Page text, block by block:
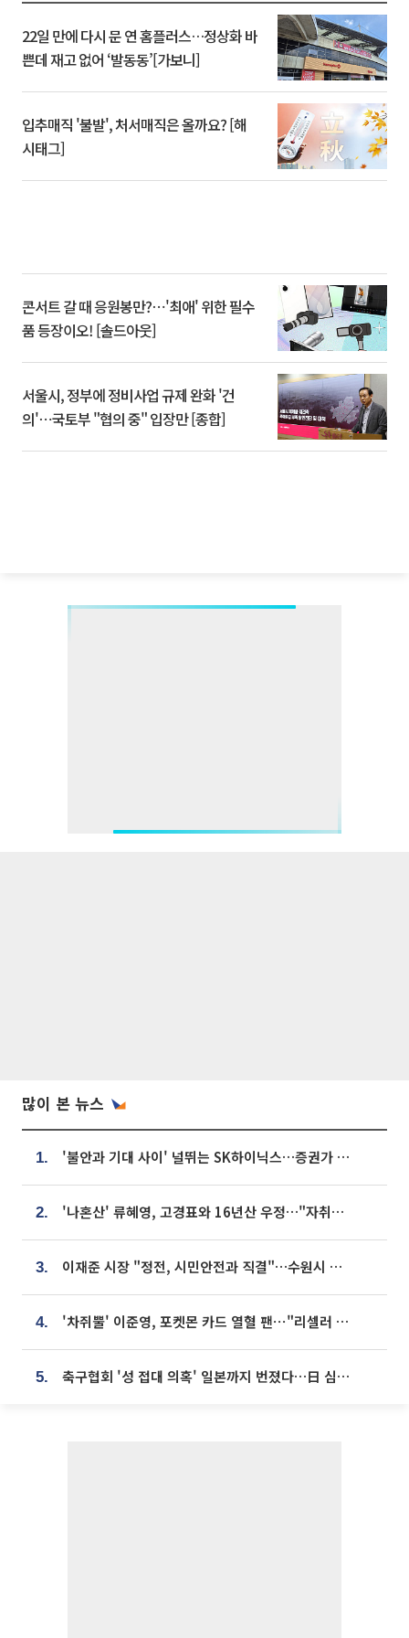
22일 만에 다시 문 연 홈플러스…정상화 바
쁜데 재고 없어 ‘발동동’[가보니]
입추매직 '불발', 처서매직은 올까요? [해
시태그]
콘서트 갈 때 응원봉만?⋯'최애' 위한 필수
품 등장이오! [솔드아웃]
서울시, 정부에 정비사업 규제 완화 '건
의'⋯국토부 "협의 중" 입장만 [종합]
많이 본 뉴스
1. '불안과 기대 사이' 널뛰는 SK하이닉스…증권가 "HBM4·LTA 기반 펀터멘털 견고"
2. '나혼산' 류혜영, 고경표와 16년산 우정…"자취방서 부모님과 마주쳐"
3. 이재준 시장 "정전, 시민안전과 직결"…수원시 비상대응체계 가동
4. '차쥐뿔' 이준영, 포켓몬 카드 열혈 팬⋯"리셀러 처단할 것"
5. 축구협회 '성 접대 의혹' 일본까지 번졌다…日 심판 실명 공개